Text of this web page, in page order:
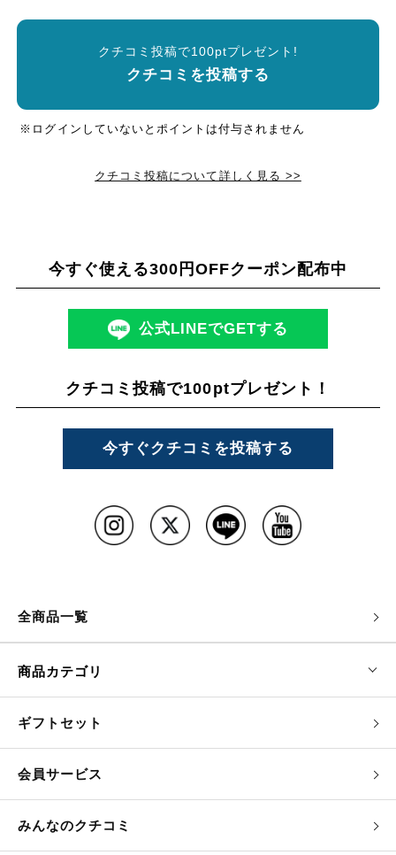
クチコミ投稿で100ptプレゼント!
クチコミを投稿する
※ログインしていないとポイントは付与されません
クチコミ投稿について詳しく見る >>
今すぐ使える300円OFFクーポン配布中
公式LINEでGETする
クチコミ投稿で100ptプレゼント！
今すぐクチコミを投稿する
全商品一覧
商品カテゴリ
ギフトセット
会員サービス
みんなのクチコミ